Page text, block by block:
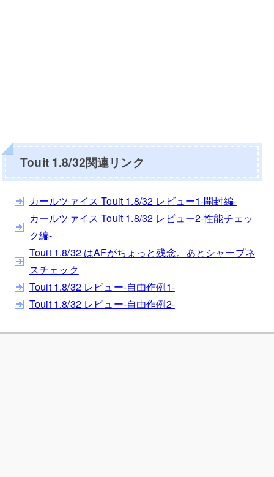
Touit 1.8/32関連リンク
カールツァイス Touit 1.8/32 レビュー1-開封編-
カールツァイス Touit 1.8/32 レビュー2-性能チェッ
ク編-
Touit 1.8/32 はAFがちょっと残念。あとシャープネ
スチェック
Touit 1.8/32 レビュー-自由作例1-
Touit 1.8/32 レビュー-自由作例2-